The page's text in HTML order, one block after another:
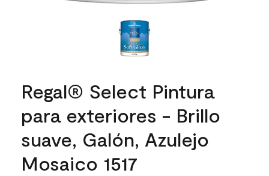
Regal® Select Pintura
para exteriores - Brillo
suave, Galón, Azulejo
Mosaico 1517